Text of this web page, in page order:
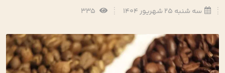
سه شنبه 25 شهریور 1404